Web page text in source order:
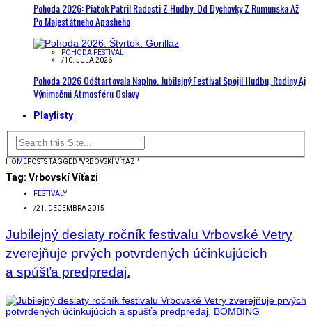
Pohoda 2026: Piatok Patril Radosti Z Hudby. Od Dychovky Z Rumunska Až
Po Majestátneho Apasheho
POHODA FESTIVAL
/10. JÚLA 2026
Pohoda 2026 Odštartovala Naplno. Jubilejný Festival Spojil Hudbu, Rodiny Aj
Výnimočnú Atmosféru Oslavy
Playlisty
HOMEPOSTS TAGGED "VRBOVSKÍ VÍŤAZI"
Tag: Vrbovskí Víťazi
FESTIVALY
/21. DECEMBRA 2015
Jubilejný desiaty ročník festivalu Vrbovské Vetry
zverejňuje prvých potvrdených účinkujúcich
a spúšťa predpredaj.